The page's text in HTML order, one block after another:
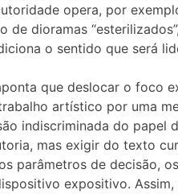
opera, por
de dioramas
o sentido que será
que deslocar o foco
artístico por uma
indiscriminada do
mas exigir do texto
parâmetros de decisão,
expositivo.